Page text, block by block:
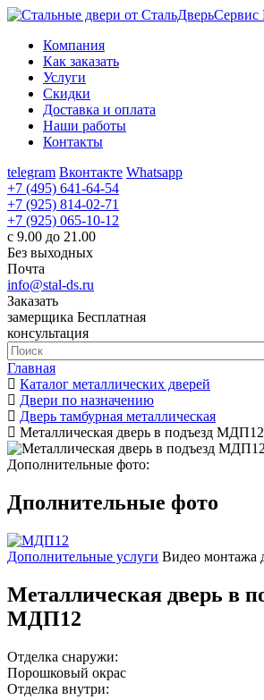
Компания
Как заказать
Услуги
Скидки
Доставка и оплата
Наши работы
Контакты
telegram Вконтакте Whatsapp
+7 (495) 641-64-54
+7 (925) 814-02-71
+7 (925) 065-10-12
с 9.00 до 21.00
Без выходных
Почта
info@stal-ds.ru
Заказать
замерщика Бесплатная
консультация
Главная
Каталог металлических дверей
Двери по назначению
Дверь тамбурная металлическая
Металлическая дверь в подъезд МДП12
Дополнительные фото:
Дполнительные фото
Дополнительные услуги Видео монтажа
Металлическая дверь в
МДП12
Отделка снаружи:
Порошковый окрас
Отделка внутри: